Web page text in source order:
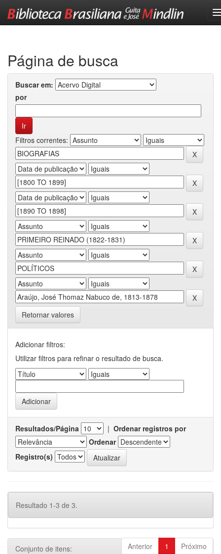
Página de busca
Buscar em:
por
Filtros correntes:
Retornar valores
Adicionar filtros:
Utilizar filtros para refinar o resultado de busca.
Resultados/Página | Ordenar registros por
Ordenar
Registro(s)
Resultado 1-3 de 3.
Anterior 1 Próximo
Conjunto de itens: